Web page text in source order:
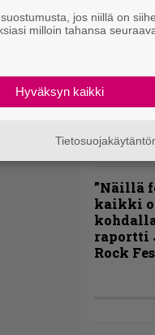
festarin
Paluu
liittoon
Enemy
”Näillä
kaikki
raportti
Rock
jos niillä on
milloin tahansa
Hyväksyn kaikki